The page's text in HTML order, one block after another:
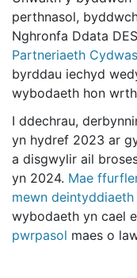
perthnasol,
Nghronfa Ddata
Partneriaeth
byrddau iechyd
wybodaeth hon
I ddechrau,
yn hydref 2023 ar
a disgwylir ail
yn 2024. Mae
mewn
wybodaeth yn cael
pwrpasol maes o